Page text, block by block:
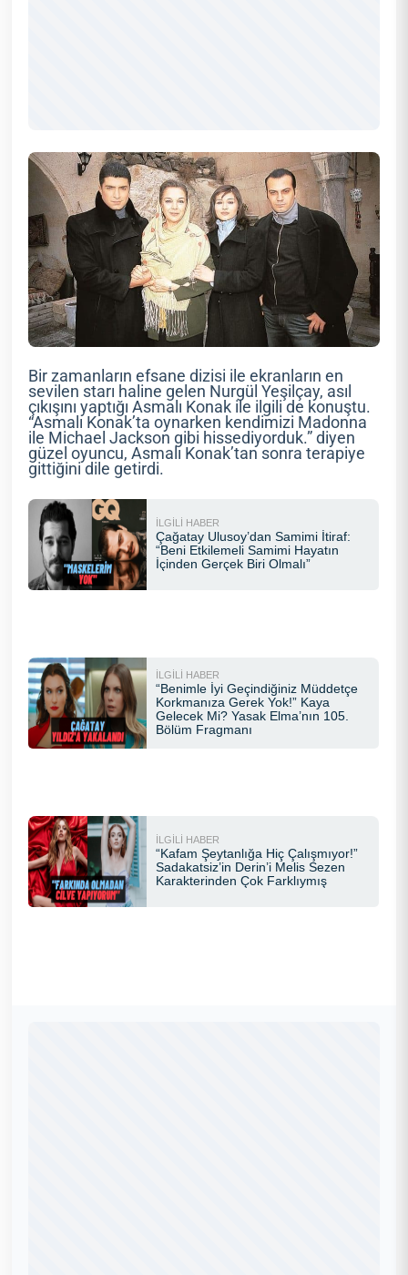
Bir zamanların efsane dizisi ile ekranların en
sevilen starı haline gelen Nurgül Yeşilçay, asıl
çıkışını yaptığı Asmalı Konak ile ilgili de konuştu.
“Asmalı Konak’ta oynarken kendimizi Madonna
ile Michael Jackson gibi hissediyorduk.” diyen
güzel oyuncu, Asmalı Konak’tan sonra terapiye
gittiğini dile getirdi.